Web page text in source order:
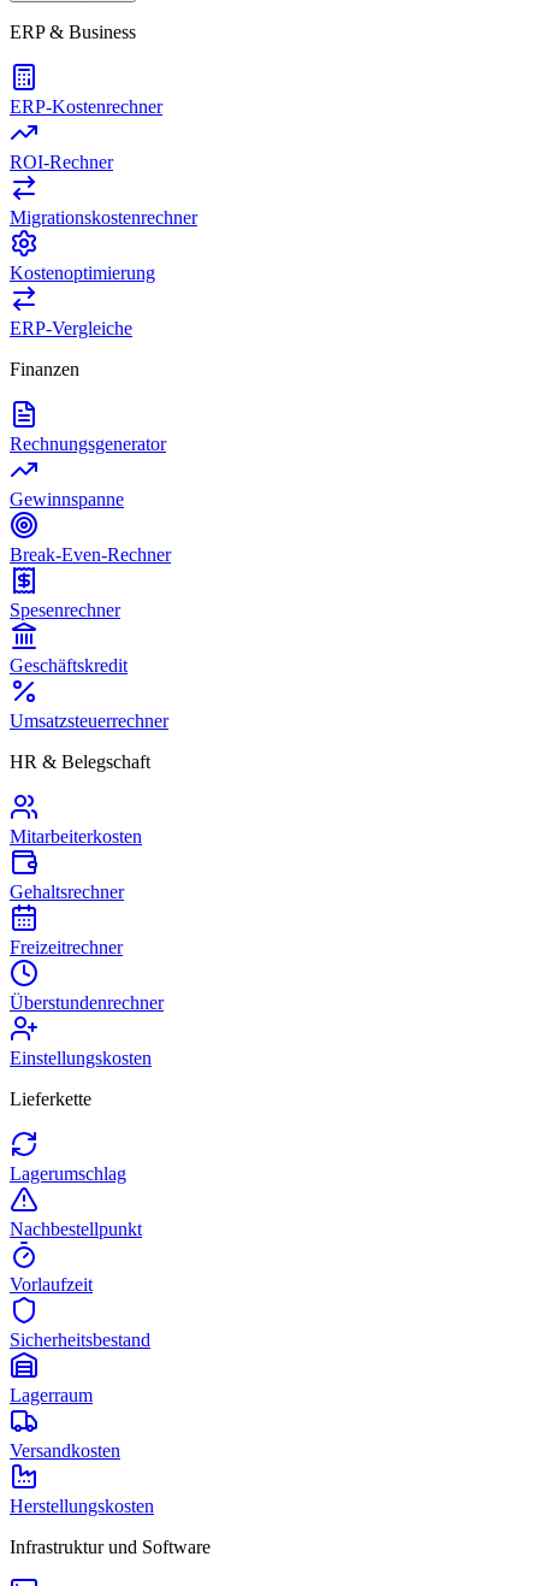
ERP & Business
ERP-Kostenrechner
ROI-Rechner
Migrationskostenrechner
Kostenoptimierung
ERP-Vergleiche
Finanzen
Rechnungsgenerator
Gewinnspanne
Break-Even-Rechner
Spesenrechner
Geschäftskredit
Umsatzsteuerrechner
HR & Belegschaft
Mitarbeiterkosten
Gehaltsrechner
Freizeitrechner
Überstundenrechner
Einstellungskosten
Lieferkette
Lagerumschlag
Nachbestellpunkt
Vorlaufzeit
Sicherheitsbestand
Lagerraum
Versandkosten
Herstellungskosten
Infrastruktur und Software